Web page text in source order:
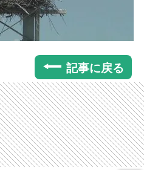
記事に戻る